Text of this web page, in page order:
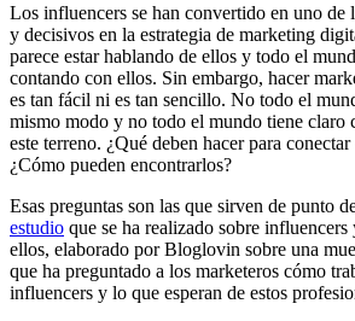
Los influencers se han convertido en uno de
y decisivos en la estrategia de marketing
parece estar hablando de ellos y todo el
contando con ellos. Sin embargo, hacer
es tan fácil ni es tan sencillo. No todo el
mismo modo y no todo el mundo tiene claro
este terreno. ¿Qué deben hacer para
¿Cómo pueden encontrarlos?
Esas preguntas son las que sirven de punto
estudio que se ha realizado sobre
ellos, elaborado por Bloglovin sobre una
que ha preguntado a los marketeros cómo
influencers y lo que esperan de estos